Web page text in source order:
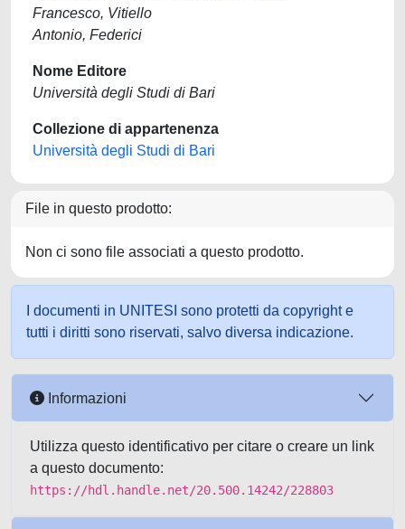
Francesco, Vitiello
Antonio, Federici
Nome Editore
Università degli Studi di Bari
Collezione di appartenenza
Università degli Studi di Bari
File in questo prodotto:
Non ci sono file associati a questo prodotto.
I documenti in UNITESI sono protetti da copyright e
tutti i diritti sono riservati, salvo diversa indicazione.
Informazioni
Utilizza questo identificativo per citare o creare un link
a questo documento:
https://hdl.handle.net/20.500.14242/228803